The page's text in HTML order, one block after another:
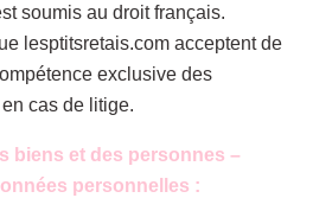
soumis au droit français.
lesptitsretais.com acceptent de
exclusive des
cas de litige.
biens et des personnes –
personnelles :